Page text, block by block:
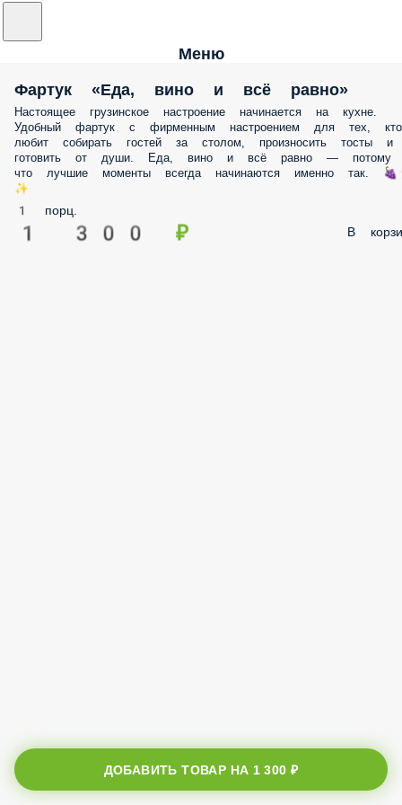
Меню
Фартук «Еда, вино и всё равно»
Настоящее грузинское настроение начинается на кухне.
Удобный фартук с фирменным настроением для тех, кто
любит собирать гостей за столом, произносить тосты и
готовить от души. Еда, вино и всё равно — потому
что лучшие моменты всегда начинаются именно так.
✨
1 порц.
1 300 ₽ В
ДОБАВИТЬ ТОВАР НА 1 300 ₽